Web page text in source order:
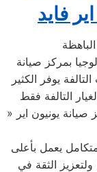
فايد
بمركز صيانة
يوفر الكثير
التالفة فقط
» توافر قطع غيار يونيون اير الاصلية في مركز صيانة يونيون اير
يعمل بأعلى
الثقة في